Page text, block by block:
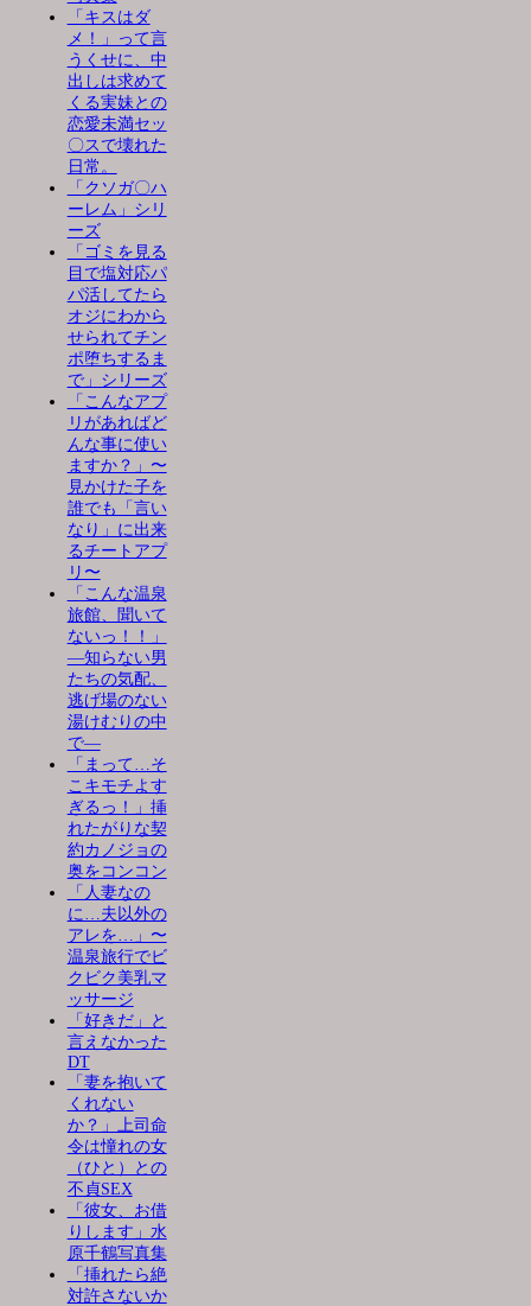
「キスはダ
メ！」って言
うくせに、中
出しは求めて
くる実妹との
恋愛未満セッ
〇スで壊れた
日常。
「クソガ〇ハ
ーレム」シリ
ーズ
「ゴミを見る
目で塩対応パ
パ活してたら
オジにわから
せられてチン
ポ堕ちするま
で」シリーズ
「こんなアプ
リがあればど
んな事に使い
ますか？」〜
見かけた子を
誰でも「言い
なり」に出来
るチートアプ
リ〜
「こんな温泉
旅館、聞いて
ないっ！！」
―知らない男
たちの気配、
逃げ場のない
湯けむりの中
で―
「まって…そ
こキモチよす
ぎるっ！」挿
れたがりな契
約カノジョの
奥をコンコン
「人妻なの
に…夫以外の
アレを…」〜
温泉旅行でビ
クビク美乳マ
ッサージ
「好きだ」と
言えなかった
DT
「妻を抱いて
くれない
か？」上司命
令は憧れの女
（ひと）との
不貞SEX
「彼女、お借
りします」水
原千鶴写真集
「挿れたら絶
対許さないか